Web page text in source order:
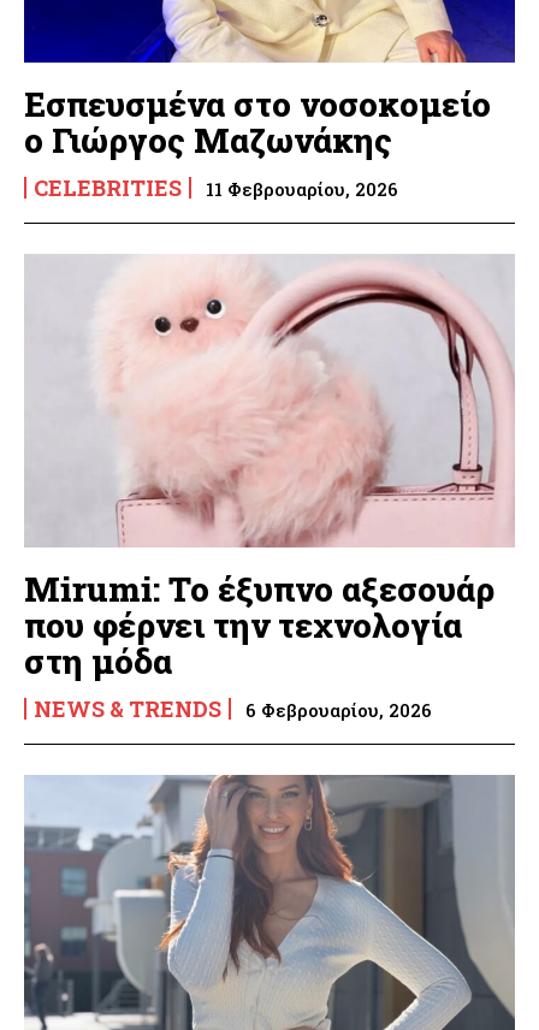
Εσπευσμένα στο νοσοκομείο
ο Γιώργος Μαζωνάκης
CELEBRITIES 11 Φεβρουαρίου, 2026
Mirumi: Το έξυπνο αξεσουάρ
που φέρνει την τεχνολογία
στη μόδα
NEWS & TRENDS 6 Φεβρουαρίου, 2026